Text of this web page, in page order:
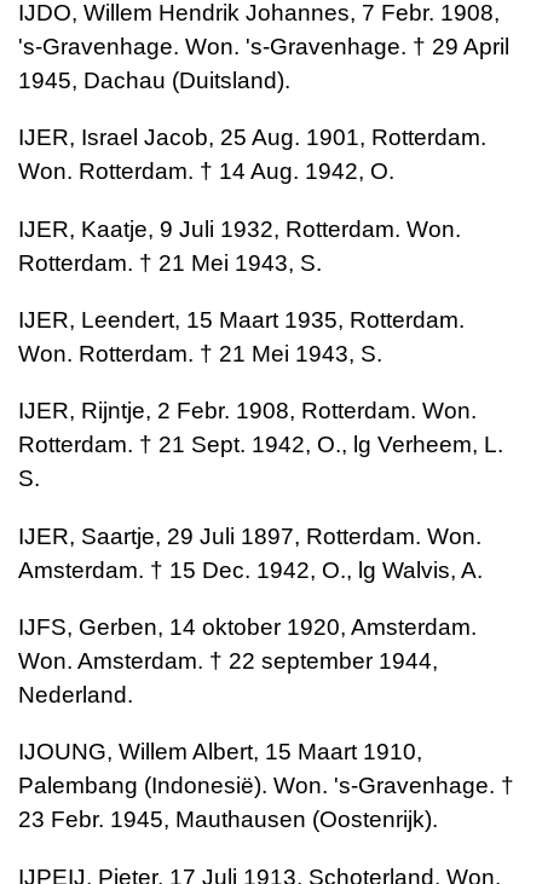
IJDO, Willem Hendrik Johannes, 7 Febr. 1908,
's-Gravenhage. Won. 's-Gravenhage. † 29 April
1945, Dachau (Duitsland).
IJER, Israel Jacob, 25 Aug. 1901, Rotterdam.
Won. Rotterdam. † 14 Aug. 1942, O.
IJER, Kaatje, 9 Juli 1932, Rotterdam. Won.
Rotterdam. † 21 Mei 1943, S.
IJER, Leendert, 15 Maart 1935, Rotterdam.
Won. Rotterdam. † 21 Mei 1943, S.
IJER, Rijntje, 2 Febr. 1908, Rotterdam. Won.
Rotterdam. † 21 Sept. 1942, O., lg Verheem, L.
S.
IJER, Saartje, 29 Juli 1897, Rotterdam. Won.
Amsterdam. † 15 Dec. 1942, O., lg Walvis, A.
IJFS, Gerben, 14 oktober 1920, Amsterdam.
Won. Amsterdam. † 22 september 1944,
Nederland.
IJOUNG, Willem Albert, 15 Maart 1910,
Palembang (Indonesië). Won. 's-Gravenhage. †
23 Febr. 1945, Mauthausen (Oostenrijk).
IJPEIJ, Pieter, 17 Juli 1913, Schoterland. Won.